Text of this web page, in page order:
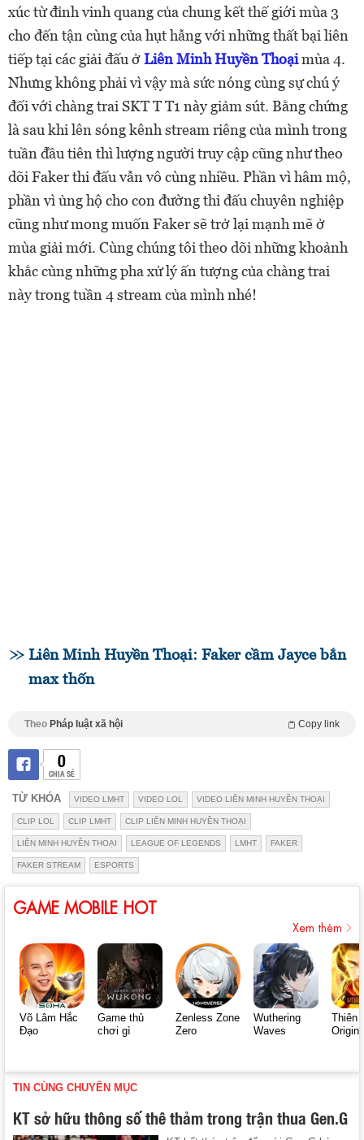
xúc từ đỉnh vinh quang của chung kết thế giới mùa 3
cho đến tận cùng của hụt hẫng với những thất bại liên
tiếp tại các giải đấu ởLiên Minh Huyền Thoạimùa 4.
Nhưng không phải vì vậy mà sức nóng cùng sự chú ý
đối với chàng trai SKT T T1 này giảm sút. Bằng chứng
là sau khi lên sóng kênh stream riêng của mình trong
tuần đầu tiên thì lượng người truy cập cũng như theo
dõi Faker thi đấu vẫn vô cùng nhiều. Phần vì hâm mộ,
phần vì ủng hộ cho con đường thi đấu chuyên nghiệp
cũng như mong muốn Faker sẽ trở lại mạnh mẽ ở
mùa giải mới. Cùng chúng tôi theo dõi những khoảnh
khắc cùng những pha xử lý ấn tượng của chàng trai
này trong tuần 4 stream của mình nhé!
Liên Minh Huyền Thoại: Faker cầm Jayce bắn
max thốn
Theo Pháp luật xã hội Copy link
0
CHIA SẺ
TỪ KHÓA VIDEO LMHT VIDEO LOL VIDEO LIÊN MINH HUYỀN THOẠI
CLIP LOL CLIP LMHT CLIP LIÊN MINH HUYỀN THOẠI
LIÊN MINH HUYỀN THOẠI LEAGUE OF LEGENDS LMHT FAKER
FAKER STREAM ESPORTS
GAME MOBILE HOT
Xem thêm
Võ Lâm Hắc
Đạo
Game thủ
chơi gì
Zenless Zone
Zero
Wuthering
Waves
Thiên
Origin
TIN CÙNG CHUYÊN MỤC
KT sở hữu thông số thê thảm trong trận thua Gen.G